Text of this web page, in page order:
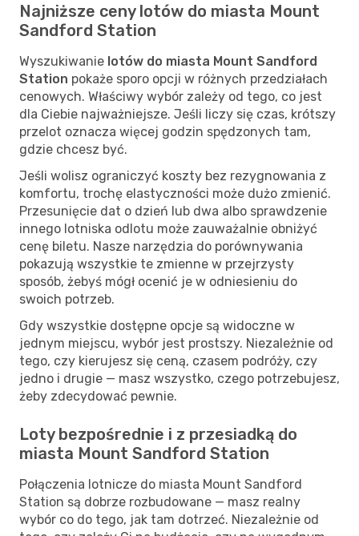
Najniższe ceny lotów do miasta Mount
Sandford Station
Wyszukiwanie lotów do miasta Mount Sandford
Station pokaże sporo opcji w różnych przedziałach
cenowych. Właściwy wybór zależy od tego, co jest
dla Ciebie najważniejsze. Jeśli liczy się czas, krótszy
przelot oznacza więcej godzin spędzonych tam,
gdzie chcesz być.
Jeśli wolisz ograniczyć koszty bez rezygnowania z
komfortu, trochę elastyczności może dużo zmienić.
Przesunięcie dat o dzień lub dwa albo sprawdzenie
innego lotniska odlotu może zauważalnie obniżyć
cenę biletu. Nasze narzędzia do porównywania
pokazują wszystkie te zmienne w przejrzysty
sposób, żebyś mógł ocenić je w odniesieniu do
swoich potrzeb.
Gdy wszystkie dostępne opcje są widoczne w
jednym miejscu, wybór jest prostszy. Niezależnie od
tego, czy kierujesz się ceną, czasem podróży, czy
jedno i drugie — masz wszystko, czego potrzebujesz,
żeby zdecydować pewnie.
Loty bezpośrednie i z przesiadką do
miasta Mount Sandford Station
Połączenia lotnicze do miasta Mount Sandford
Station są dobrze rozbudowane — masz realny
wybór co do tego, jak tam dotrzeć. Niezależnie od